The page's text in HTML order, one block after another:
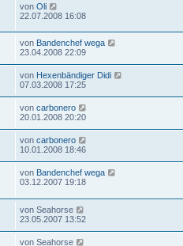
von Oli
22.07.2008 16:08
von Bandenchef wega
23.04.2008 22:09
von Hexenbändiger Didi
07.03.2008 17:25
von carbonero
20.01.2008 20:20
von carbonero
10.01.2008 18:46
von Bandenchef wega
03.12.2007 19:18
von Seahorse
23.05.2007 13:52
von Seahorse